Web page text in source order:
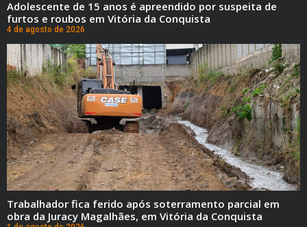
Adolescente de 15 anos é apreendido por suspeita de
furtos e roubos em Vitória da Conquista
4 de agosto de 2026
Trabalhador fica ferido após soterramento parcial em
obra da Juracy Magalhães, em Vitória da Conquista